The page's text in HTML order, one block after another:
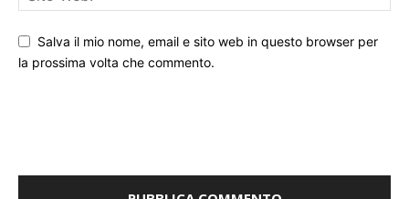
Salva il mio nome, email e sito web in questo browser per
la prossima volta che commento.